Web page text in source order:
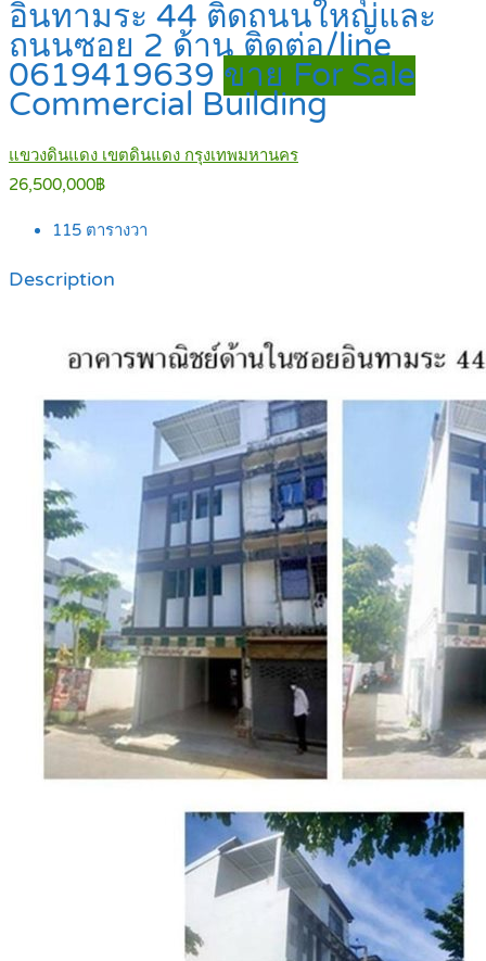
อินทามระ 44 ติดถนนใหญ่และ
ถนนซอย 2 ด้าน ติดต่อ/line
0619419639 ขาย For Sale
Commercial Building
แขวงดินแดง เขตดินแดง กรุงเทพมหานคร
26,500,000฿
115 ตารางวา
Description